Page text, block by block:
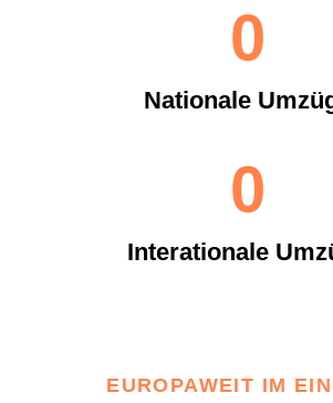
Nationale
0
Interationale
0
EUROPAWEIT IM